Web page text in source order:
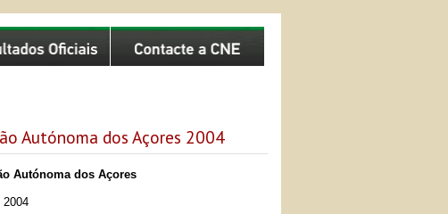
Autónoma dos Açores 2004
Autónoma dos Açores
2004